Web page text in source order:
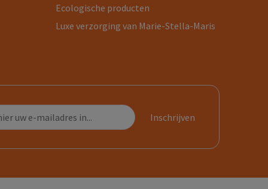
Ecologische producten
Luxe verzorging van Marie-Stella-Maris